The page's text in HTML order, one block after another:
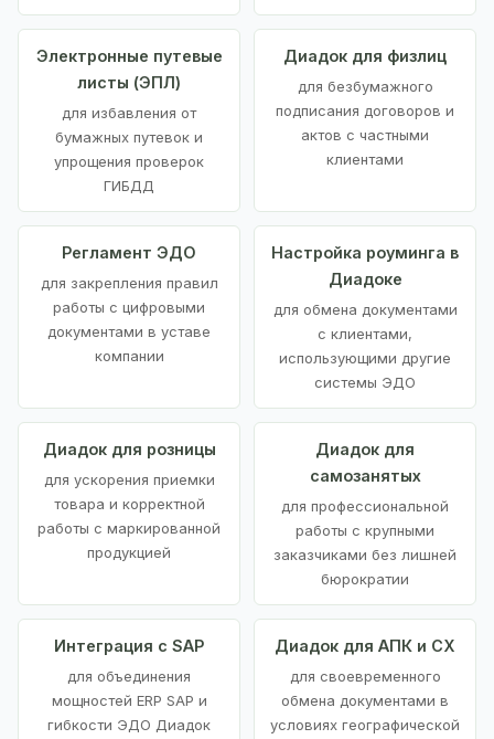
Электронные путевые
листы (ЭПЛ)
для избавления от
бумажных путевок и
упрощения проверок
ГИБДД
Диадок для физлиц
для безбумажного
подписания договоров и
актов с частными
клиентами
Регламент ЭДО
для закрепления правил
работы с цифровыми
документами в уставе
компании
Настройка роуминга в
Диадоке
для обмена документами
с клиентами,
использующими другие
системы ЭДО
Диадок для розницы
для ускорения приемки
товара и корректной
работы с маркированной
продукцией
Диадок для
самозанятых
для профессиональной
работы с крупными
заказчиками без лишней
бюрократии
Интеграция с SAP
для объединения
мощностей ERP SAP и
гибкости ЭДО Диадок
Диадок для АПК и СХ
для своевременного
обмена документами в
условиях географической